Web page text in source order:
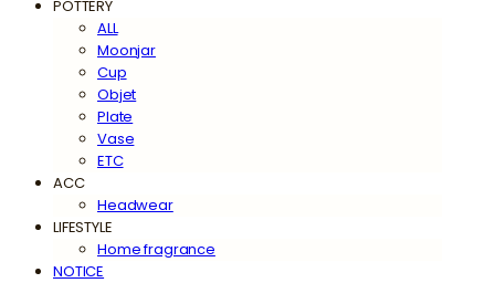
POTTERY
ALL
Moonjar
Cup
Objet
Plate
Vase
ETC
ACC
Headwear
LIFESTYLE
Home fragrance
NOTICE